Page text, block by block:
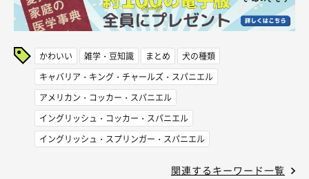
かわいい 雑学・豆知識 まとめ
犬の種類
キャバリア・キング・チャールズ・スパニエル
アメリカン・コッカー・スパニエル
イングリッシュ・コッカー・スパニエル
イングリッシュ・スプリンガー・スパニエル
関連するキーワード一覧